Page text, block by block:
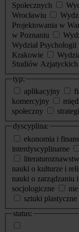
Społecznych
Wrocławiu
Projektowania w
w Poznaniu
Wydział
Krakowie
Studiów Azjatyckich
typ:
aplikacyjny
komercyjny
społeczny
dyscyplina:
ekonomia i
interdyscyplinarne
nauki o kulturze i
nauki o zarządzaniu
socjologiczne
sztuki
status: